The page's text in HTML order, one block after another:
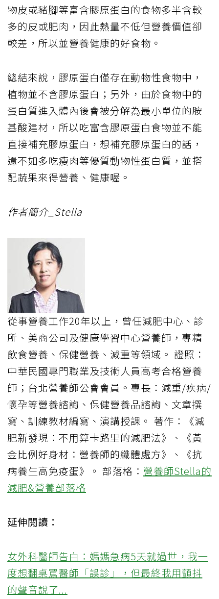
物皮或豬腳等富含膠原蛋白的食物多半含較
多的皮或肥肉，因此熱量不低但營養價值卻
較差，所以並營養健康的好食物。
總結來說，膠原蛋白僅存在動物性食物中，
植物並不含膠原蛋白；另外，由於食物中的
蛋白質進入體內後會被分解為最小單位的胺
基酸建材，所以吃富含膠原蛋白食物並不能
直接補充膠原蛋白，想補充膠原蛋白的話，
還不如多吃瘦肉等優質動物性蛋白質，並搭
配蔬果來得營養、健康喔。
作者簡介_Stella
從事營養工作20年以上，曾任減肥中心、診
所、美商公司及健康學習中心營養師，專精
飲食營養、保健營養、減重等領域。 證照：
中華民國專門職業及技術人員高考合格營養
師；台北營養師公會會員。專長：減重/疾病/
懷孕等營養諮詢、保健營養品諮詢、文章撰
寫、訓練教材編寫、演講授課。 著作：《減
肥新發現：不用算卡路里的減肥法》、《黃
金比例好身材：營養師的纖體處方》、《抗
病養生高免疫蛋》。 部落格： 營養師Stella的
減肥&營養部落格
延伸閱讀：
女外科醫師告白：媽媽急病5天就過世，我一
度想翻桌罵醫師「誤診」，但最終我用顫抖
的聲音說了...